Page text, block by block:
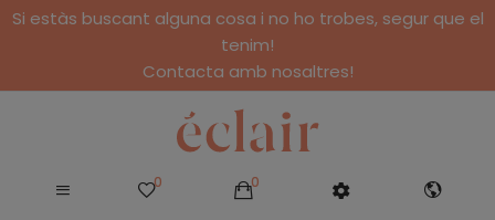
Si estàs buscant alguna cosa i no ho trobes, segur que el
tenim!
Contacta amb nosaltres!
0 0